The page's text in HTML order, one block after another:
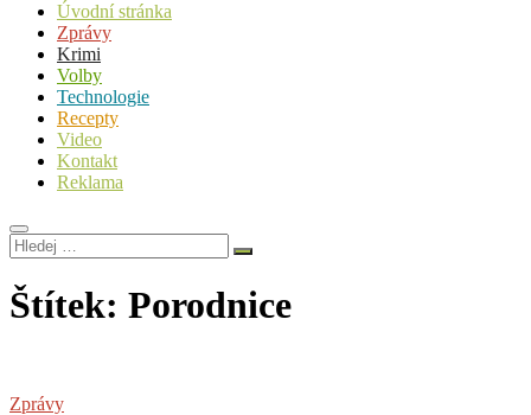
Úvodní stránka
Zprávy
Krimi
Volby
Technologie
Recepty
Video
Kontakt
Reklama
Hledej
…
Štítek: Porodnice
Zprávy